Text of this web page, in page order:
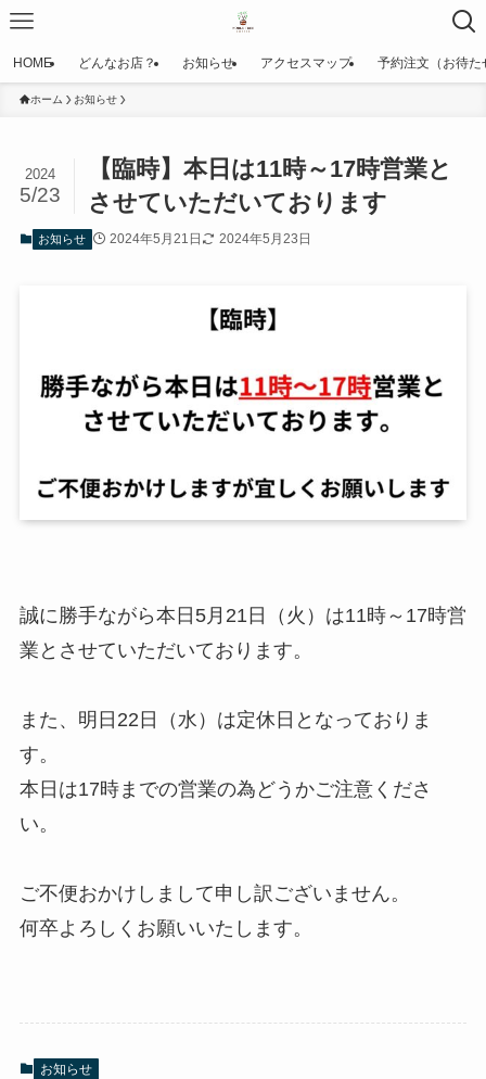
HOME どんなお店？ お知らせ アクセスマップ 予約注文（お待た
ホーム お知らせ
【臨時】本日は11時～17時営業と
させていただいております
2024
5/23
お知らせ 2024年5月21日 2024年5月23日
誠に勝手ながら本日5月21日（火）は11時～17時営
業とさせていただいております。
また、明日22日（水）は定休日となっておりま
す。
本日は17時までの営業の為どうかご注意くださ
い。
ご不便おかけしまして申し訳ございません。
何卒よろしくお願いいたします。
お知らせ